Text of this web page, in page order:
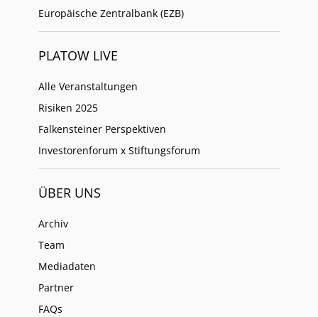
Europäische Zentralbank (EZB)
PLATOW LIVE
Alle Veranstaltungen
Risiken 2025
Falkensteiner Perspektiven
Investorenforum x Stiftungsforum
ÜBER UNS
Archiv
Team
Mediadaten
Partner
FAQs